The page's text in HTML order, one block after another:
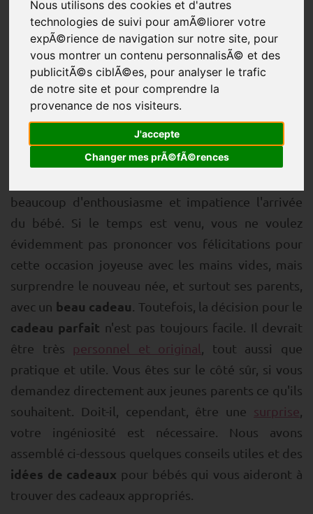
Nous utilisons des cookies et d'autres
technologies de suivi pour amÃ©liorer votre
expÃ©rience de navigation sur notre site, pour
vous montrer un contenu personnalisÃ© et des
publicitÃ©s ciblÃ©es, pour analyser le trafic
de notre site et pour comprendre la
provenance de nos visiteurs.
J'accepte
Changer mes prÃ©fÃ©rences
naissance
est toujours un événement très
spécial - non seulement pour les nouveaux parents.
beaucoup d'enthousiasme et impatience l'arrivée
du bébé. Si le temps est venu, vous ne voulez
évidemment pas prononcer vos félicitations pour
cette occasion joyeuse avec les mains vides, mais
surprendre le nouveau née, et surtout ses parents,
avec un beau cadeau . Toutefois, la décision pour le
cadeau parfait n'est pas toujours facile. Il devrait
être très personnel et original
, tout aussi que
pratique et utile. Vous êtes sur le côté sûr, si vous
demandez directement aux jeunes parents ce qu'ils
souhaitent. Doit-il, cependant, être une surprise
votre ingéniosité est nécessaire. Nous avons
assemblé ci-dessous quelques conseils utiles et des
idées de cadeaux pour bébés qui vous aideront à
trouver des cadeaux appropriés.